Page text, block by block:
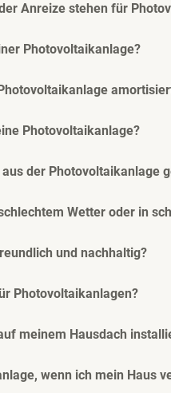
Anreize stehen für
Photovoltaikanlage?
Photovoltaikanlage?
der Photovoltaikanlage
Wetter oder in
und nachhaltig?
Photovoltaikanlagen?
meinem Hausdach
wenn ich mein Haus